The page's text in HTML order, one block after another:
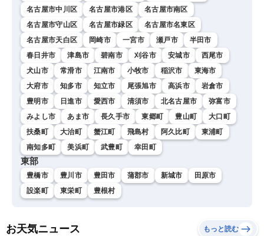
名古屋市中川区 名古屋市港区
名古屋市南区
名古屋市守山区
名古屋市緑区
名古屋市名東区
名古屋市天白区
岡崎市 一宮市 瀬戸市
半田市
春日井市
津島市 碧南市 刈谷市 安城市
西尾市
犬山市
常滑市 江南市 小牧市 稲沢市
東海市
大府市
知多市 知立市 尾張旭市 高浜市
岩倉市
豊明市
日進市 愛西市 清須市 北名古屋市
弥富市
みよし市
あま市 長久手市 東郷町 豊山町
大口町
扶桑町
大治町 蟹江町 飛島村 阿久比町
東浦町
南知多町
美浜町 武豊町 幸田町
東部
豊橋市 豊川市 豊田市 蒲郡市 新城市
田原市
設楽町
東栄町 豊根村
お天気ニュース もっと読む